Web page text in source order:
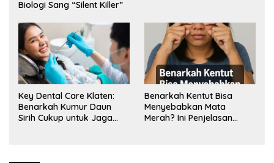
Biologi Sang “Silent Killer”
Key Dental Care Klaten:
Benarkah Kumur Daun
Sirih Cukup untuk Jaga
Benarkah Kentut Bisa
Menyebabkan Mata
Merah? Ini Penjelasan